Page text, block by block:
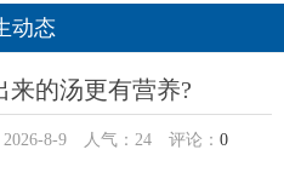
息
动态
来的汤更有营养?
8-9 人气： 24 评论： 0